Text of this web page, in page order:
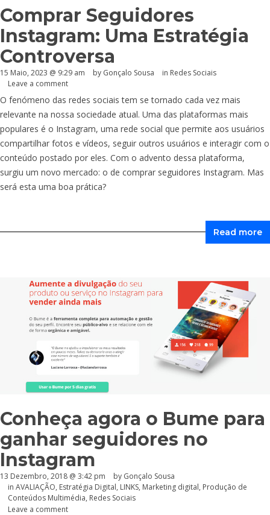
Comprar Seguidores
Instagram: Uma Estratégia
Controversa
15 Maio, 2023 @ 9:29 am by Gonçalo Sousa in Redes Sociais
Leave a comment
O fenómeno das redes sociais tem se tornado cada vez mais
relevante na nossa sociedade atual. Uma das plataformas mais
populares é o Instagram, uma rede social que permite aos usuários
compartilhar fotos e vídeos, seguir outros usuários e interagir com o
conteúdo postado por eles. Com o advento dessa plataforma,
surgiu um novo mercado: o de comprar seguidores Instagram. Mas
será esta uma boa prática?
Read more
Conheça agora o Bume para
ganhar seguidores no
Instagram
13 Dezembro, 2018 @ 3:42 pm by Gonçalo Sousa
in AVALIAÇÃO, Estratégia Digital, LINKS, Marketing digital, Produção de
Conteúdos Multimédia, Redes Sociais
Leave a comment